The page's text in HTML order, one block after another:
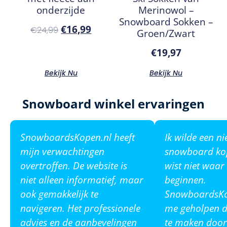
onderzijde
€24,99 €16,99
Bekijk Nu
Merinowol –
Snowboard Sokken –
Groen/Zwart
€19,97
Bekijk Nu
Snowboard winkel ervaringen
SnowboardsKopen.nl heeft
mijn verwachtingen
overtroffen. De website is
niet alleen informatief, maar
ook gemakkelijk te
navigeren. Het professionele
advies en de aanbevelingen
Ik wilde een
snowboard
wist niet waar
beginnen.
me geholpen
te maken